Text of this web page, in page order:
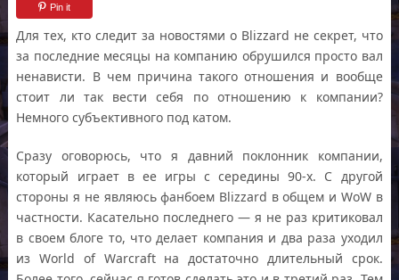
Pin it
Для тех, кто следит за новостями о Blizzard не секрет, что
за последние месяцы на компанию обрушился просто вал
ненависти. В чем причина такого отношения и вообще
стоит ли так вести себя по отношению к компании?
Немного субъективного под катом.
Сразу оговорюсь, что я давний поклонник компании,
который играет в ее игры с середины 90-х. С другой
стороны я не являюсь фанбоем Blizzard в общем и WoW в
частности. Касательно последнего — я не раз критиковал
в своем блоге то, что делает компания и два раза уходил
из World of Warcraft на достаточно длительный срок.